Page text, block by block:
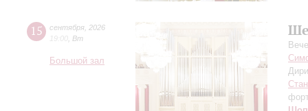
15 сентября 2026
19:00 Вт
Большой зал